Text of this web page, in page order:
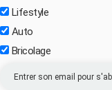
Lifestyle
Auto
Bricolage